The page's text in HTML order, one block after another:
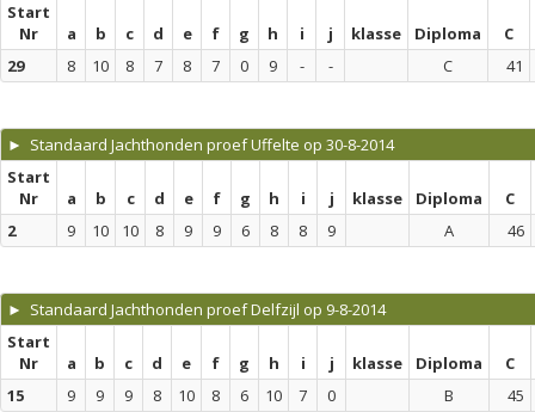
Start
Nr
a b c d e f g h i j klasse Diploma
C
29
8 10 8 7 8 7 0 9 - - C 41
► Standaard Jachthonden proef Uffelte op 30-8-2014
Start
Nr
a b c d e f g h i j klasse Diploma
C
2
9 10 10 8 9 9 6 8 8 9 A 46
► Standaard Jachthonden proef Delfzijl op 9-8-2014
Start
Nr
a b c d e f g h i j klasse Diploma
C
15
9 9 9 8 10 8 6 10 7 0 B 45